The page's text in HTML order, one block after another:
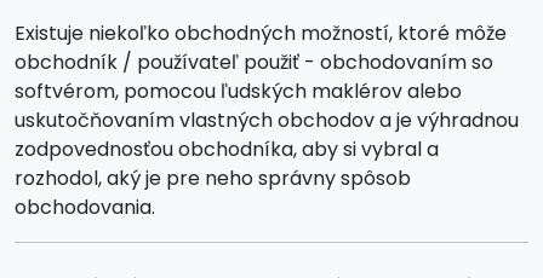
Existuje niekoľko obchodných možností, ktoré môže
obchodník / používateľ použiť - obchodovaním so
softvérom, pomocou ľudských maklérov alebo
uskutočňovaním vlastných obchodov a je výhradnou
zodpovednosťou obchodníka, aby si vybral a
rozhodol, aký je pre neho správny spôsob
obchodovania.